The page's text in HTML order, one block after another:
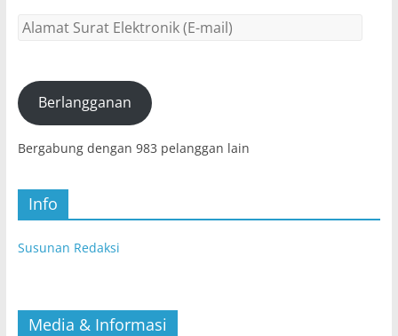
Alamat
(E-
mail)Berlangganan
Bergabung dengan 983 pelanggan lain
Info
Susunan Redaksi
Media & Informasi